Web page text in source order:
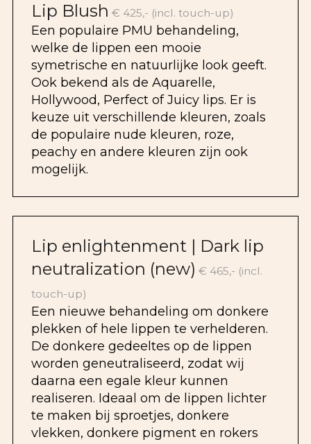
Lip Blush € 425,- (incl. touch-up)
Een populaire PMU behandeling,
welke de lippen een mooie
symetrische en natuurlijke look geeft.
Ook bekend als de Aquarelle,
Hollywood, Perfect of Juicy lips. Er is
keuze uit verschillende kleuren, zoals
de populaire nude kleuren, roze,
peachy en andere kleuren zijn ook
mogelijk.
Lip enlightenment | Dark lip
neutralization (new) € 465,- (incl.
touch-up)
Een nieuwe behandeling om donkere
plekken of hele lippen te verhelderen.
De donkere gedeeltes op de lippen
worden geneutraliseerd, zodat wij
daarna een egale kleur kunnen
realiseren. Ideaal om de lippen lichter
te maken bij sproetjes, donkere
vlekken, donkere pigment en rokers